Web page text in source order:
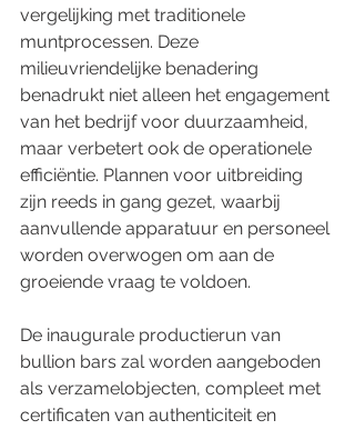
vergelijking met traditionele
muntprocessen. Deze
milieuvriendelijke benadering
benadrukt niet alleen het engagement
van het bedrijf voor duurzaamheid,
maar verbetert ook de operationele
efficiëntie. Plannen voor uitbreiding
zijn reeds in gang gezet, waarbij
aanvullende apparatuur en personeel
worden overwogen om aan de
groeiende vraag te voldoen.
De inaugurale productierun van
bullion bars zal worden aangeboden
als verzamelobjecten, compleet met
certificaten van authenticiteit en